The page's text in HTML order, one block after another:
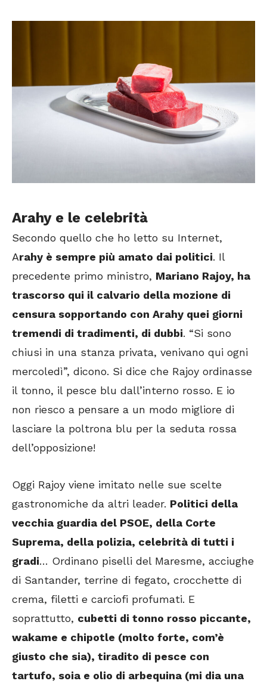
Arahy e le celebrità
Secondo quello che ho letto su Internet,
Arahy è sempre più amato dai politici. Il
precedente primo ministro, Mariano Rajoy, ha
trascorso qui il calvario della mozione di
censura sopportando con Arahy quei giorni
tremendi di tradimenti, di dubbi. “Si sono
chiusi in una stanza privata, venivano qui ogni
mercoledì”, dicono. Si dice che Rajoy ordinasse
il tonno, il pesce blu dall’interno rosso. E io
non riesco a pensare a un modo migliore di
lasciare la poltrona blu per la seduta rossa
dell’opposizione!
Oggi Rajoy viene imitato nelle sue scelte
gastronomiche da altri leader. Politici della
vecchia guardia del PSOE, della Corte
Suprema, della polizia, celebrità di tutti i
gradi… Ordinano piselli del Maresme, acciughe
di Santander, terrine di fegato, crocchette di
crema, filetti e carciofi profumati. E
soprattutto, cubetti di tonno rosso piccante,
wakame e chipotle (molto forte, com’è
giusto che sia), tiradito di pesce con
tartufo, soia e olio di arbequina (mi dia una